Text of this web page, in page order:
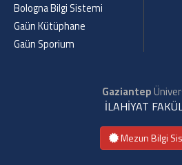
Bologna Bilgi Sistemi
Gaün Kütüphane
Gaün Sporium
Gaziantep
İLAHİYAT
Mezun Bilgi